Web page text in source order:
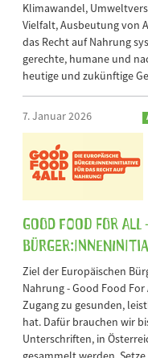
Klimawandel,
Vielfalt, Ausbeutung von
das Recht auf Nahrung
gerechte, humane und
heutige und zukünftige
7. Januar 2026
GOOD FOOD FOR
Ziel der Europäischen
Nahrung - Good Food
Zugang zu gesunden,
hat. Dafür brauchen wir
Unterschriften, in